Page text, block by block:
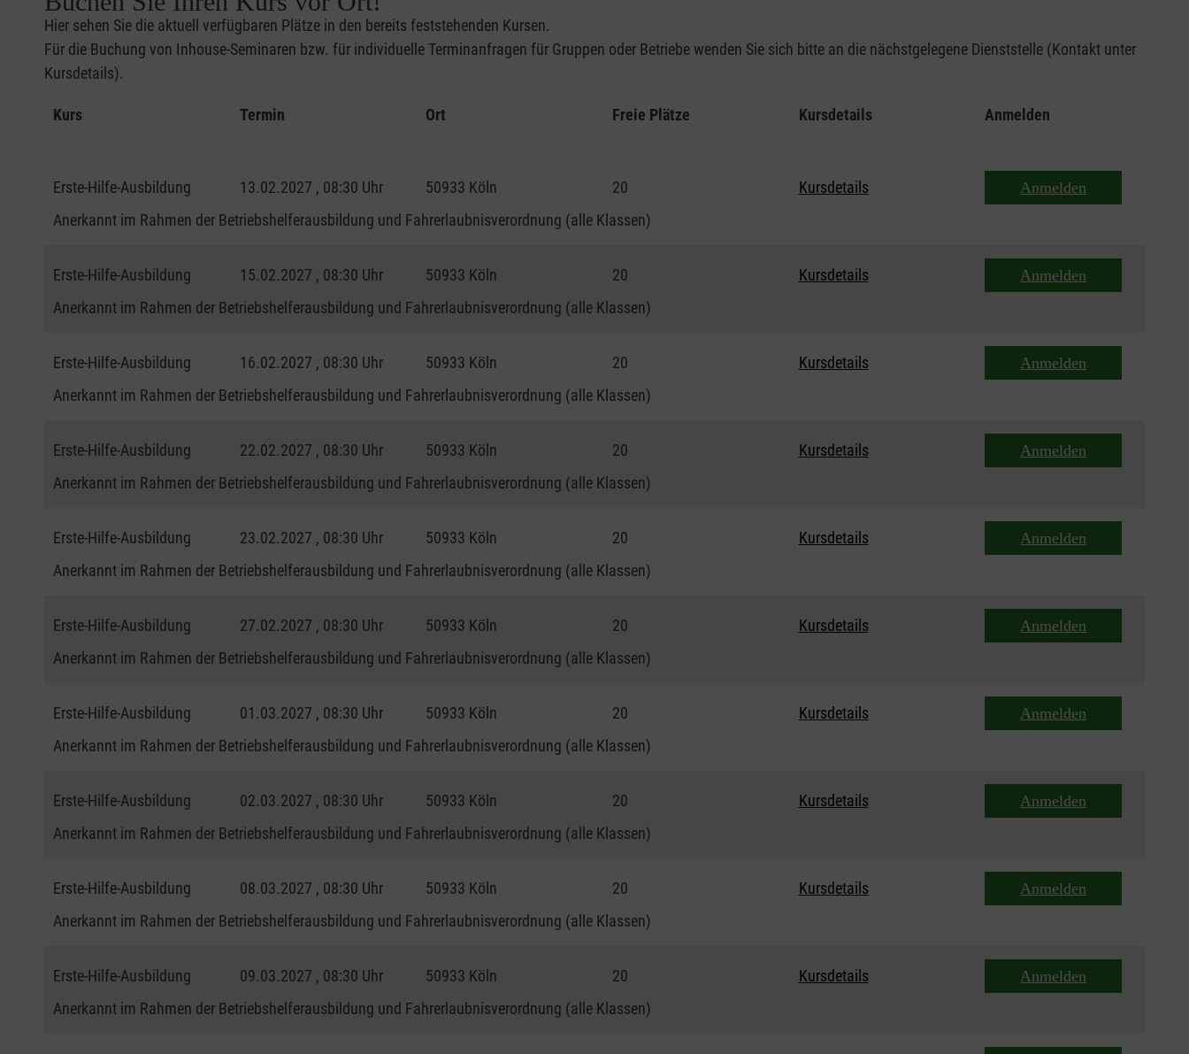
Hier sehen Sie die aktuell verfügbaren Plätze in den bereits feststehenden Kursen.
Für die Buchung von Inhouse-Seminaren bzw. für individuelle Terminanfragen für Gruppen oder Betriebe wenden Sie sich bitte an die nächstgelegene Dienststelle (Kontakt unter
Kursdetails).
Kurs Termin Ort Freie Plätze Kursdetails Anmelden
Erste-Hilfe-Ausbildung 13.02.2027 , 08:30 Uhr 50933 Köln 20 Kursdetails Anmelden
Anerkannt im Rahmen der Betriebshelferausbildung und Fahrerlaubnisverordnung (alle Klassen)
Erste-Hilfe-Ausbildung 15.02.2027 , 08:30 Uhr 50933 Köln 20 Kursdetails Anmelden
Anerkannt im Rahmen der Betriebshelferausbildung und Fahrerlaubnisverordnung (alle Klassen)
Erste-Hilfe-Ausbildung 16.02.2027 , 08:30 Uhr 50933 Köln 20 Kursdetails Anmelden
Anerkannt im Rahmen der Betriebshelferausbildung und Fahrerlaubnisverordnung (alle Klassen)
Erste-Hilfe-Ausbildung 22.02.2027 , 08:30 Uhr 50933 Köln 20 Kursdetails Anmelden
Anerkannt im Rahmen der Betriebshelferausbildung und Fahrerlaubnisverordnung (alle Klassen)
Erste-Hilfe-Ausbildung 23.02.2027 , 08:30 Uhr 50933 Köln 20 Kursdetails Anmelden
Anerkannt im Rahmen der Betriebshelferausbildung und Fahrerlaubnisverordnung (alle Klassen)
Erste-Hilfe-Ausbildung 27.02.2027 , 08:30 Uhr 50933 Köln 20 Kursdetails Anmelden
Anerkannt im Rahmen der Betriebshelferausbildung und Fahrerlaubnisverordnung (alle Klassen)
Erste-Hilfe-Ausbildung 01.03.2027 , 08:30 Uhr 50933 Köln 20 Kursdetails Anmelden
Anerkannt im Rahmen der Betriebshelferausbildung und Fahrerlaubnisverordnung (alle Klassen)
Erste-Hilfe-Ausbildung 02.03.2027 , 08:30 Uhr 50933 Köln 20 Kursdetails Anmelden
Anerkannt im Rahmen der Betriebshelferausbildung und Fahrerlaubnisverordnung (alle Klassen)
Erste-Hilfe-Ausbildung 08.03.2027 , 08:30 Uhr 50933 Köln 20 Kursdetails Anmelden
Anerkannt im Rahmen der Betriebshelferausbildung und Fahrerlaubnisverordnung (alle Klassen)
Erste-Hilfe-Ausbildung 09.03.2027 , 08:30 Uhr 50933 Köln 20 Kursdetails Anmelden
Anerkannt im Rahmen der Betriebshelferausbildung und Fahrerlaubnisverordnung (alle Klassen)